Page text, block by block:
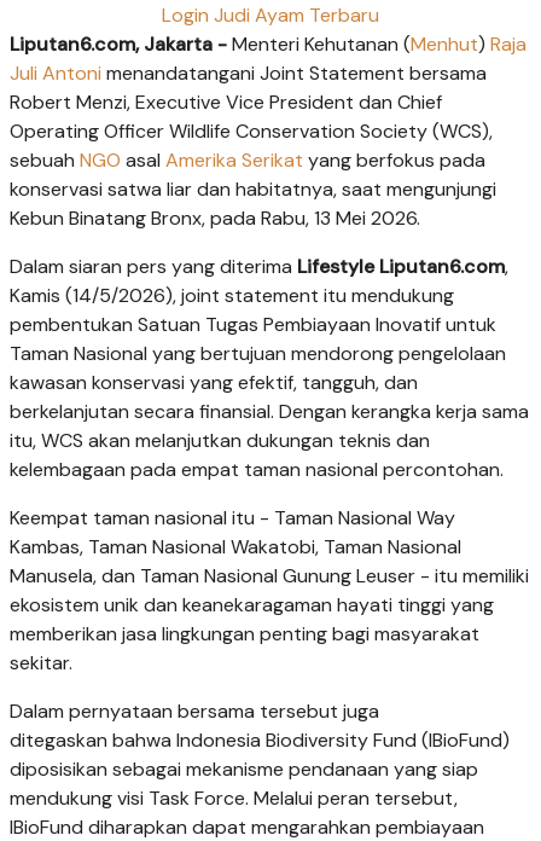
Login Judi Ayam Terbaru
Liputan6.com, Jakarta -Menteri Kehutanan (Menhut) Raja
Juli Antoni menandatangani Joint Statement bersama
Robert Menzi, Executive Vice President dan Chief
Operating Officer Wildlife Conservation Society (WCS),
sebuah NGO asal Amerika Serikat yang berfokus pada
konservasi satwa liar dan habitatnya, saat mengunjungi
Kebun Binatang Bronx, pada Rabu, 13 Mei 2026.
Dalam siaran pers yang diterima Lifestyle Liputan6.com,
Kamis (14/5/2026), joint statement itu mendukung
pembentukan Satuan Tugas Pembiayaan Inovatif untuk
Taman Nasional yang bertujuan mendorong pengelolaan
kawasan konservasi yang efektif, tangguh, dan
berkelanjutan secara finansial. Dengan kerangka kerja sama
itu, WCS akan melanjutkan dukungan teknis dan
kelembagaan pada empat taman nasional percontohan.
Keempat taman nasional itu - Taman Nasional Way
Kambas, Taman Nasional Wakatobi, Taman Nasional
Manusela, dan Taman Nasional Gunung Leuser - itu memiliki
ekosistem unik dan keanekaragaman hayati tinggi yang
memberikan jasa lingkungan penting bagi masyarakat
sekitar.
Dalam pernyataan bersama tersebut juga
ditegaskan bahwa Indonesia Biodiversity Fund (IBioFund)
diposisikan sebagai mekanisme pendanaan yang siap
mendukung visi Task Force. Melalui peran tersebut,
IBioFund diharapkan dapat mengarahkan pembiayaan